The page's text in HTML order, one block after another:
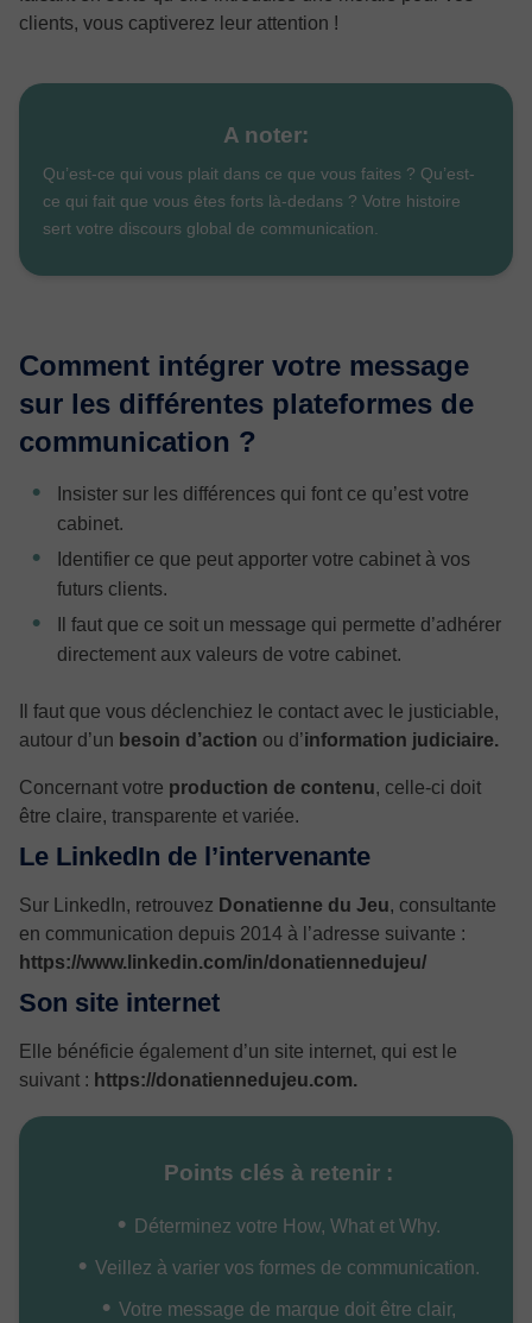
clients, vous captiverez leur attention !
A noter:
Qu’est-ce qui vous plait dans ce que vous faites ? Qu’est-
ce qui fait que vous êtes forts là-dedans ? Votre histoire
sert votre discours global de communication.
Comment intégrer votre message
sur les différentes plateformes de
communication ?
Insister sur les différences qui font ce qu’est votre
cabinet.
Identifier ce que peut apporter votre cabinet à vos
futurs clients.
Il faut que ce soit un message qui permette d’adhérer
directement aux valeurs de votre cabinet.
Il faut que vous déclenchiez le contact avec le justiciable,
autour d’un besoin d’action ou d’information judiciaire.
Concernant votre production de contenu, celle-ci doit
être claire, transparente et variée.
Le LinkedIn de l’intervenante
Sur LinkedIn, retrouvez Donatienne du Jeu, consultante
en communication depuis 2014 à l’adresse suivante :
https://www.linkedin.com/in/donatiennedujeu/
Son site internet
Elle bénéficie également d’un site internet, qui est le
suivant : https://donatiennedujeu.com.
Points clés à retenir :
Déterminez votre How, What et Why.
Veillez à varier vos formes de communication.
Votre message de marque doit être clair,